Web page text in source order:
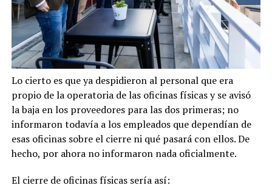
Lo cierto es que ya despidieron al personal que era
propio de la operatoria de las oficinas físicas y se avisó
la baja en los proveedores para las dos primeras; no
informaron todavía a los empleados que dependían de
esas oficinas sobre el cierre ni qué pasará con ellos. De
hecho, por ahora no informaron nada oficialmente.
El cierre de oficinas físicas sería así: